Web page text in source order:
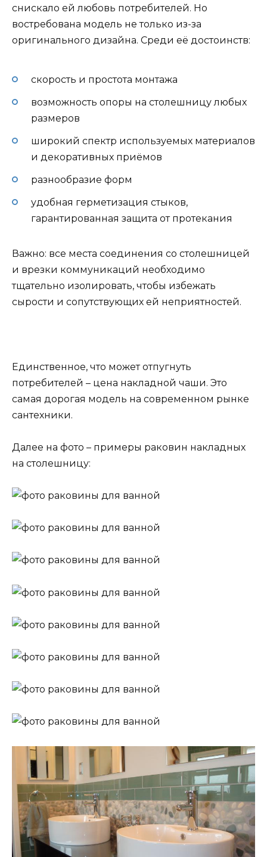
снискало ей любовь потребителей. Но
востребована модель не только из-за
оригинального дизайна. Среди её достоинств:
скорость и простота монтажа
возможность опоры на столешницу любых
размеров
широкий спектр используемых материалов
и декоративных приёмов
разнообразие форм
удобная герметизация стыков,
гарантированная защита от протекания
Важно: все места соединения со столешницей
и врезки коммуникаций необходимо
тщательно изолировать, чтобы избежать
сырости и сопутствующих ей неприятностей.
Единственное, что может отпугнуть
потребителей – цена накладной чаши. Это
самая дорогая модель на современном рынке
сантехники.
Далее на фото – примеры раковин накладных
на столешницу: